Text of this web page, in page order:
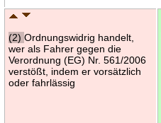
(2)Ordnungswidrig handelt,
wer als Fahrer gegen die
Verordnung (EG) Nr. 561/2006
verstößt, indem er vorsätzlich
oder fahrlässig